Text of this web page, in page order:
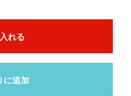
れる
に追加